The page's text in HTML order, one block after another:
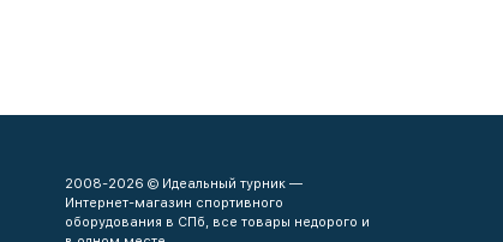
2008-2026 © Идеальный турник —
Интернет-магазин спортивного
оборудования в СПб, все товары недорого и